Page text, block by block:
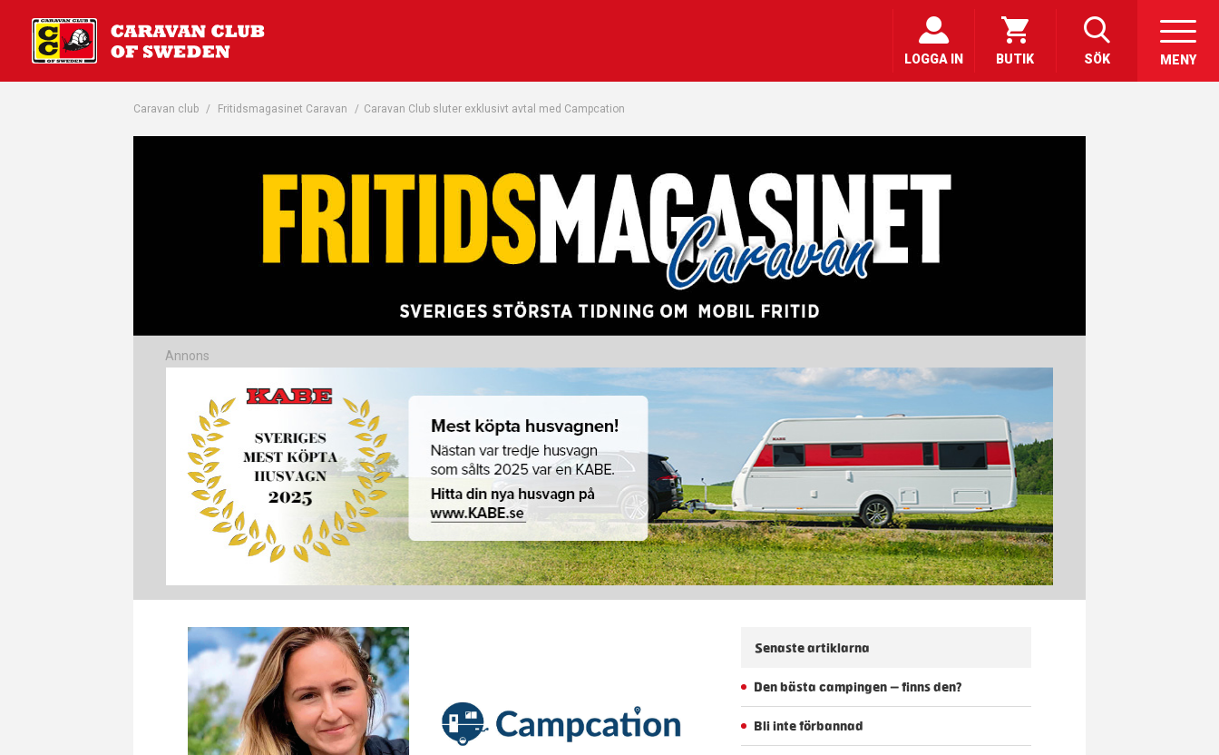
LOGGA IN BUTIK SÖK MENY
Caravan club / Fritidsmagasinet Caravan / Caravan Club sluter exklusivt avtal med Campcation
Annons
Senaste artiklarna
Den bästa campingen – finns den?
Bli inte förbannad